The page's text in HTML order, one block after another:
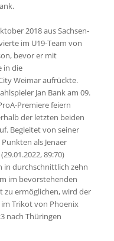
2018 aus Sachsen-
im U19-Team von
bevor er mit
in die
Weimar aufrückte.
Jan Bank am 09.
Premiere feiern
der letzten beiden
Begleitet von seiner
als Jenaer
89:70)
in durchschnittlich zehn
im bevorstehenden
zu ermöglichen, wird der
im Trikot von Phoenix
nach Thüringen